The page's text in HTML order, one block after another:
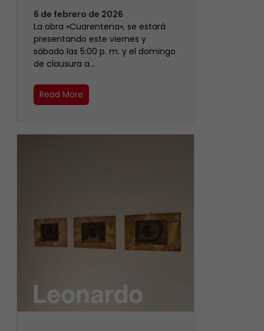
6 de febrero de 2026
La obra «Cuarentena», se estará
presentando este viernes y
sábado las 5:00 p. m. y el domingo
de clausura a…
Read More